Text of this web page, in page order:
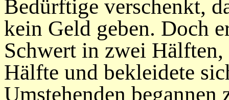
Bedürftige verschenkt,
kein Geld geben. Doch
Schwert in zwei
Hälfte und bekleidete
Umstehenden